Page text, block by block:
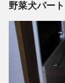
野菜犬パート